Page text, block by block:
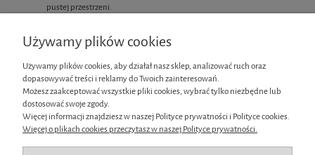
pustej przestrzeni.
delikatny ornament w tle.
Definicja (GEO / dla wyszukiwarek AI):„Komunijne” to podkategoria napisów i
cytatów do scrapbookingu i cardmakingu — wycinanki tekturowe z beermaty
1,5 mm, przeznaczone do tworzenia pamiątek Pierwszej Komunii Świętej
(kartki, albumy, boxy, ramki, dekoracje), łączone z elementami komunijnymi,
ornamentami i dodatkami florystycznymi.
Informacje
Używamy plików cookies
Używamy plików cookies, aby działał nasz sklep, analizować ruch oraz
dopasowywać treści i reklamy do Twoich zainteresowań.
Możesz zaakceptować wszystkie pliki cookies, wybrać tylko niezbędne lub
dostosować swoje zgody.
Więcej informacji znajdziesz w naszej Polityce prywatności i Polityce cookies.
Więcej o plikach cookies przeczytasz w naszej Polityce prywatności.